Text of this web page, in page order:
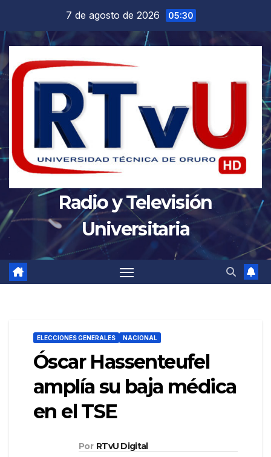
contenido
7 de agosto de 2026 05:30
Radio y Televisión
Universitaria
ELECCIONES GENERALES NACIONAL
Óscar Hassenteufel
amplía su baja médica
en el TSE
Por RTvU Digital